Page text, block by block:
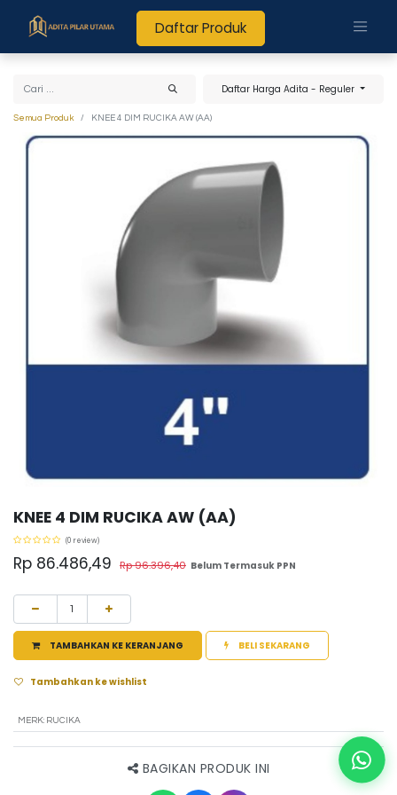
Daftar Produk
Daftar Harga Adita - Reguler
Semua Produk KNEE 4 DIM RUCIKA AW (AA)
KNEE 4 DIM RUCIKA AW (AA)
(0 review)
Rp 86.486,49 Rp96.396,40 Belum Termasuk PPN
TAMBAHKAN KE KERANJANG BELI SEKARANG
Tambahkan ke wishlist
MERK: RUCIKA
BAGIKAN PRODUK INI